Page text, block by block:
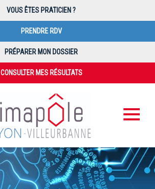
VOUS ÊTES PRATICIEN ?
PRENDRE RDV
PRÉPARER MON DOSSIER
CONSULTER MES RÉSULTATS
PAIEMENT EN LIGNE